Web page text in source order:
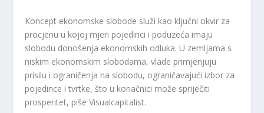
Koncept ekonomske slobode služi kao ključni okvir za
procjenu u kojoj mjeri pojedinci i poduzeća imaju
slobodu donošenja ekonomskih odluka. U zemljama s
niskim ekonomskim slobodama, vlade primjenjuju
prisilu i ograničenja na slobodu, ograničavajući izbor za
pojedince i tvrtke, što u konačnici može spriječiti
prosperitet, piše Visualcapitalist.